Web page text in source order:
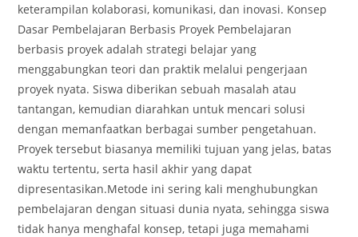
keterampilan kolaborasi, komunikasi, dan inovasi. Konsep
Dasar Pembelajaran Berbasis Proyek Pembelajaran
berbasis proyek adalah strategi belajar yang
menggabungkan teori dan praktik melalui pengerjaan
proyek nyata. Siswa diberikan sebuah masalah atau
tantangan, kemudian diarahkan untuk mencari solusi
dengan memanfaatkan berbagai sumber pengetahuan.
Proyek tersebut biasanya memiliki tujuan yang jelas, batas
waktu tertentu, serta hasil akhir yang dapat
dipresentasikan.Metode ini sering kali menghubungkan
pembelajaran dengan situasi dunia nyata, sehingga siswa
tidak hanya menghafal konsep, tetapi juga memahami